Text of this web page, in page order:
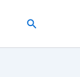
検